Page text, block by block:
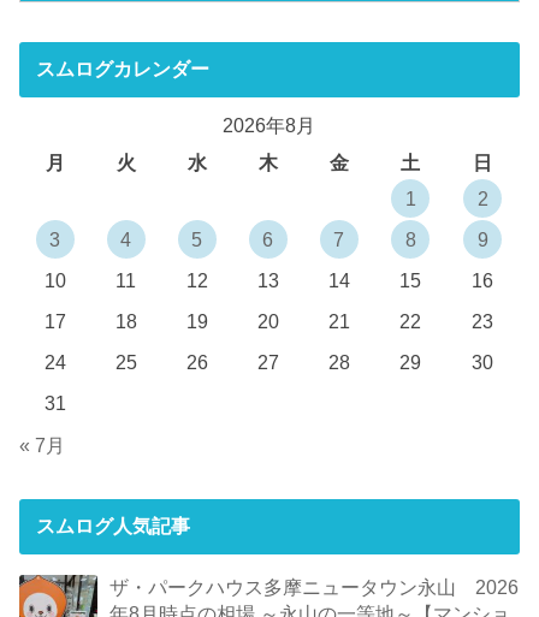
スムログカレンダー
2026年8月
月
火 水 木 金 土
日
1
2
3
4 5 6 7 8
9
10
11 12 13 14 15
16
17
18 19 20 21 22
23
24
25 26 27 28 29
30
31
« 7月
スムログ人気記事
ザ・パークハウス多摩ニュータウン永山 2026